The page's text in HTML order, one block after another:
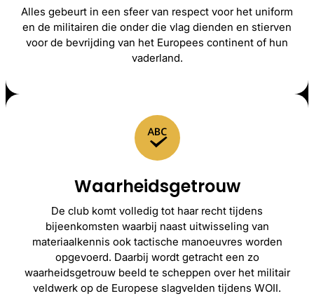
Alles gebeurt in een sfeer van respect voor het uniform
en de militairen die onder die vlag dienden en stierven
voor de bevrijding van het Europees continent of hun
vaderland.
Waarheidsgetrouw
De club komt volledig tot haar recht tijdens
bijeenkomsten waarbij naast uitwisseling van
materiaalkennis ook tactische manoeuvres worden
opgevoerd. Daarbij wordt getracht een zo
waarheidsgetrouw beeld te scheppen over het militair
veldwerk op de Europese slagvelden tijdens WOII.